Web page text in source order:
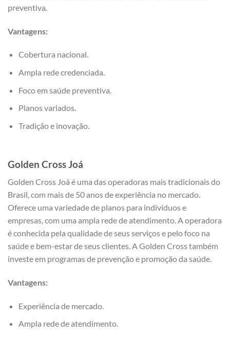
preventiva.
Vantagens:
Cobertura nacional.
Ampla rede credenciada.
Foco em saúde preventiva.
Planos variados.
Tradição e inovação.
Golden Cross Joá
Golden Cross Joá é uma das operadoras mais tradicionais do
Brasil, com mais de 50 anos de experiência no mercado.
Oferece uma variedade de planos para indivíduos e
empresas, com uma ampla rede de atendimento. A operadora
é conhecida pela qualidade de seus serviços e pelo foco na
saúde e bem-estar de seus clientes. A Golden Cross também
investe em programas de prevenção e promoção da saúde.
Vantagens:
Experiência de mercado.
Ampla rede de atendimento.